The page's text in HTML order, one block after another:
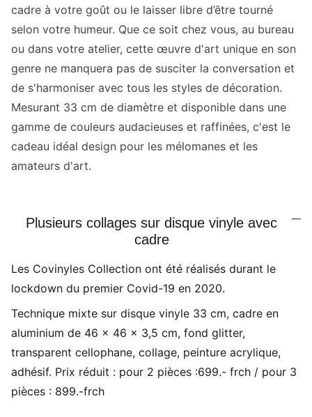
cadre à votre goût ou le laisser libre d’être tourné
selon votre humeur. Que ce soit chez vous, au bureau
ou dans votre atelier, cette œuvre d'art unique en son
genre ne manquera pas de susciter la conversation et
de s'harmoniser avec tous les styles de décoration.
Mesurant 33 cm de diamètre et disponible dans une
gamme de couleurs audacieuses et raffinées, c'est le
cadeau idéal design pour les mélomanes et les
amateurs d'art.
Plusieurs collages sur disque vinyle avec
cadre
Les Covinyles Collection ont été réalisés durant le
lockdown du premier Covid-19 en 2020.
Technique mixte sur disque vinyle 33 cm, cadre en
aluminium de 46 x 46 x 3,5 cm, fond glitter,
transparent cellophane, collage, peinture acrylique,
adhésif. Prix réduit : pour 2 pièces :699.- frch / pour 3
pièces : 899.-frch